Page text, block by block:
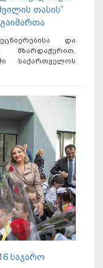
თასის”
და
მხარდაჭერით,
საქართველოს
საჯარო